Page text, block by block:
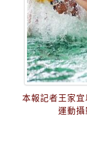
本報記者王家
運動